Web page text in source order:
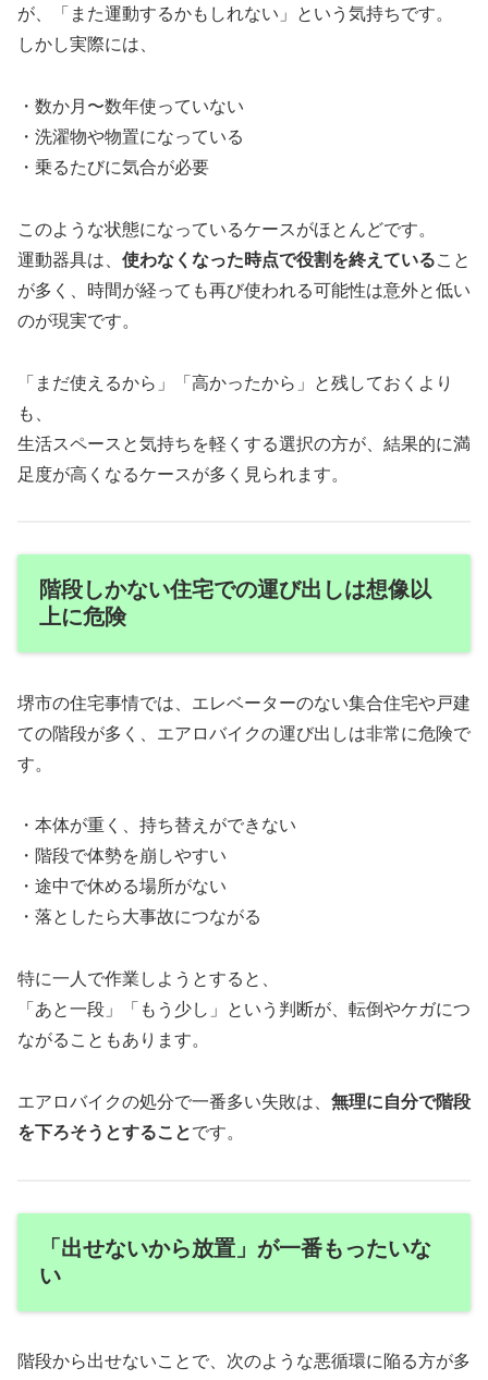
が、「また運動するかもしれない」という気持ちです。
しかし実際には、
・数か月〜数年使っていない
・洗濯物や物置になっている
・乗るたびに気合が必要
このような状態になっているケースがほとんどです。
運動器具は、 使わなくなった時点で役割を終えていること
が多く、時間が経っても再び使われる可能性は意外と低い
のが現実です。
「まだ使えるから」「高かったから」と残しておくより
も、
生活スペースと気持ちを軽くする選択の方が、結果的に満
足度が高くなるケースが多く見られます。
階段しかない住宅での運び出しは想像以
上に危険
堺市の住宅事情では、エレベーターのない集合住宅や戸建
ての階段が多く、エアロバイクの運び出しは非常に危険で
す。
・本体が重く、持ち替えができない
・階段で体勢を崩しやすい
・途中で休める場所がない
・落としたら大事故につながる
特に一人で作業しようとすると、
「あと一段」「もう少し」という判断が、転倒やケガにつ
ながることもあります。
エアロバイクの処分で一番多い失敗は、 無理に自分で階段
を下ろそうとすることです。
「出せないから放置」が一番もったいな
い
階段から出せないことで、次のような悪循環に陥る方が多